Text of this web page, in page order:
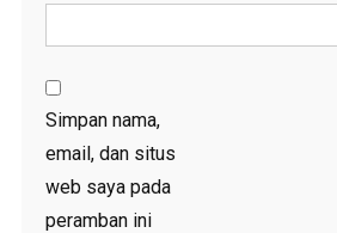
Simpan nama,
email, dan situs
web saya pada
peramban ini